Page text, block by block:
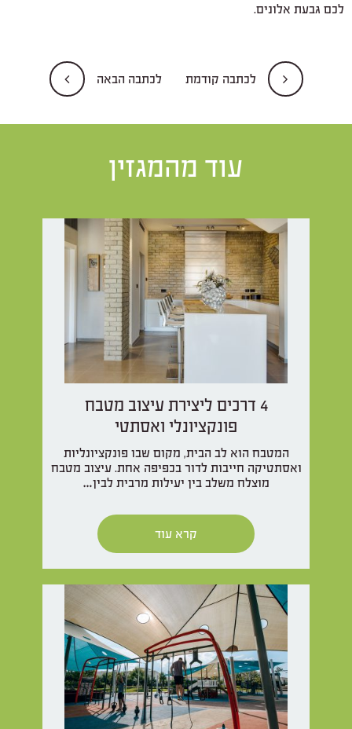
לכם גבעת אלונים.
לכתבה קודמת לכתבה הבאה
עוד מהמגזין
4 דרכים ליצירת עיצוב מטבח
פונקציונלי ואסתטי
המטבח הוא לב הבית, מקום שבו פונקציונליות
ואסתטיקה חייבות לדור בכפיפה אחת. עיצוב מטבח
מוצלח משלב בין יעילות מרבית לבין…
קרא עוד